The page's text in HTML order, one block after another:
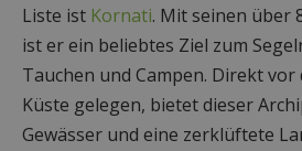
Liste ist Kornati. Mit seinen über
ist er ein beliebtes Ziel zum
Tauchen und Campen. Direkt
Küste gelegen, bietet dieser
Gewässer und eine zerklüftete